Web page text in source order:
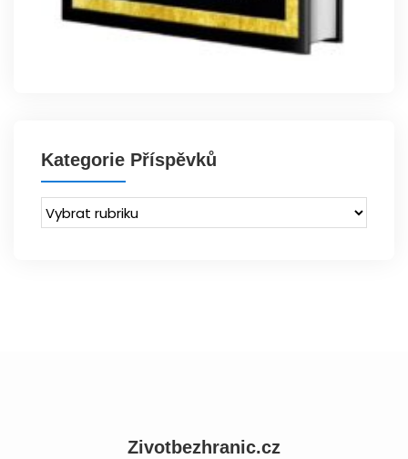
Kategorie Příspěvků
Zivotbezhranic.cz